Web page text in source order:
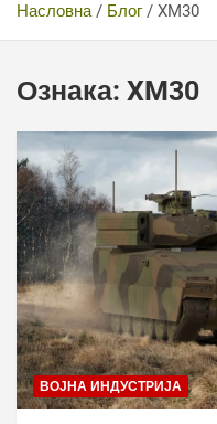
Насловна Блог XM30
Ознака: XM30
ВОЈНА ИНДУСТРИЈА